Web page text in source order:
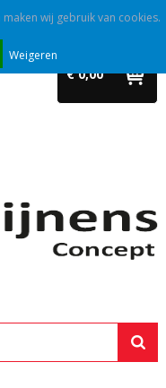
€ 0,00
wij gebruik van cookies.
Weigeren